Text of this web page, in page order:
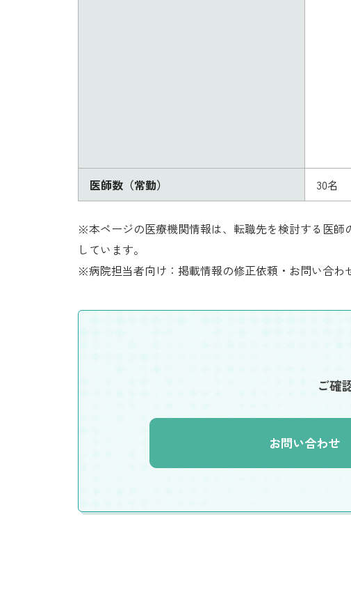
医師数（常勤） 30名
※本ページの医療機関情報は、転職先を検討する医
しています。
※病院担当者向け：掲載情報の修正依頼・お問い合わ
ご確
お問い合わせ